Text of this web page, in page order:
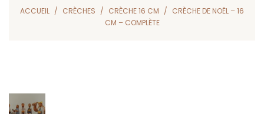
ACCUEIL CRÈCHES CRÈCHE 16 CM
CRÈCHE DE NOËL – 16
CM – COMPLÈTE